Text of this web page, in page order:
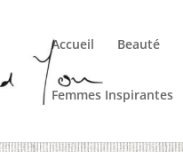
Accueil Beauté
Femmes Inspirantes